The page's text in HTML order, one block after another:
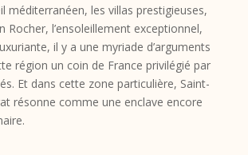
méditerranéen, les villas prestigieuses,
Rocher, l’ensoleillement exceptionnel,
il y a une myriade d’arguments
région un coin de France privilégié par
Et dans cette zone particulière, Saint-
résonne comme une enclave encore